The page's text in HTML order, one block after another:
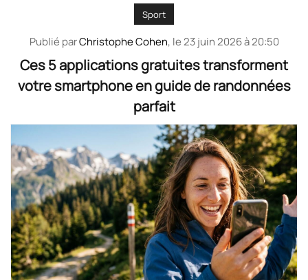
Sport
Publié parChristophe Cohen, le23 juin 2026 à 20:50
Ces 5 applications gratuites transforment
votre smartphone en guide de randonnées
parfait